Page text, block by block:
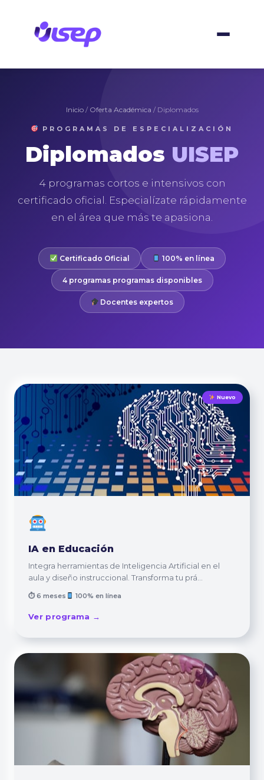
Inicio/ Oferta Académica / Diplomados
PROGRAMAS DE ESPECIALIZACIÓN
Diplomados UISEP
4 programas cortos e intensivos con
certificado oficial. Especialízate rápidamente
en el área que más te apasiona.
Certificado Oficial 100% en línea
4 programas programas disponibles
Docentes expertos
Nuevo
IA en Educación
Integra herramientas de Inteligencia Artificial en el
aula y diseño instruccional. Transforma tu prá...
⏱ 6 meses 100% en línea
Ver programa →